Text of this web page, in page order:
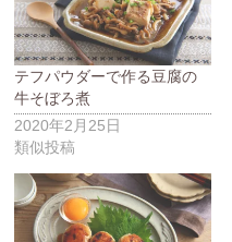
テフパウダーで作る豆腐の
牛そぼろ煮
2020年2月25日
類似投稿